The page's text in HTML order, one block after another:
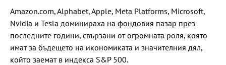
Amazon.com, Alphabet, Apple, Meta Platforms, Microsoft,
Nvidia и Tesla доминираха на фондовия пазар през
последните години, свързани от огромната роля, която
имат за бъдещето на икономиката и значителния дял,
който заемат в индекса S&P 500.